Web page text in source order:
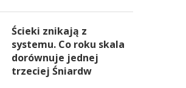
Ścieki znikają z
systemu. Co roku skala
dorównuje jednej
trzeciej Śniardw